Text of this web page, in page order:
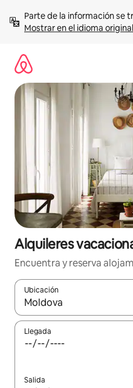
contenidoMostrar en el idioma original
Alquileres
Encuentra y reserva
Ubicación
Cuando los resultados
Llegada
Salida